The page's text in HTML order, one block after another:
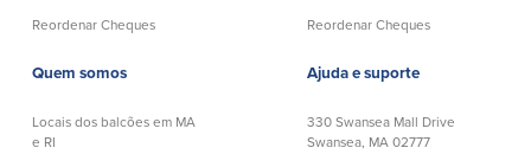
Localizações
Português
Reordenar Cheques Reordenar Cheques
Quem somos
Locais dos balcões em MA
e RI
Ajuda e suporte
330 Swansea Mall Drive
Swansea, MA 02777